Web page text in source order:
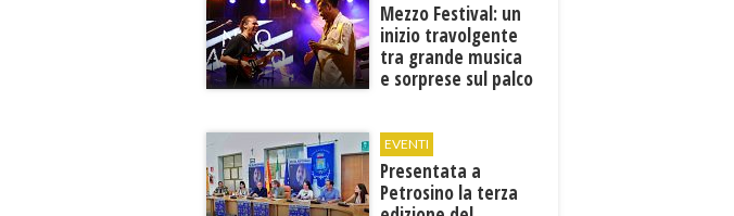
Mezzo Festival: un
inizio travolgente
tra grande musica
e sorprese sul palco
EVENTI
Presentata a
Petrosino la terza